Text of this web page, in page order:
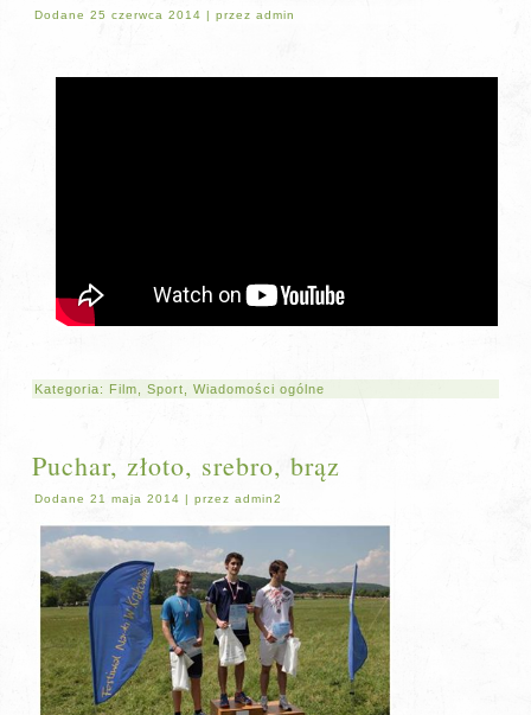
Dodane 25 czerwca 2014 |przez admin
Kategoria: Film ,Sport ,Wiadomości ogólne
Puchar, złoto, srebro, brąz
Dodane 21 maja 2014 |przez admin2